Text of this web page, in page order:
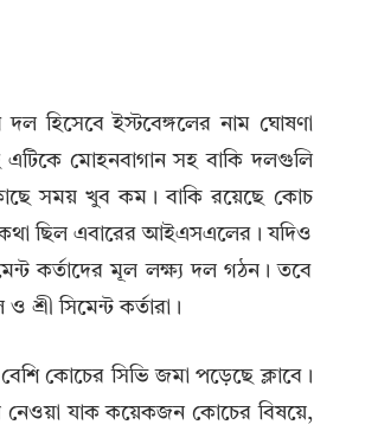
ইস্টবেঙ্গলের নাম ঘোষণা
এটিকে মোহনবাগান সহ বাকি দলগুলি
সময় খুব কম। বাকি রয়েছে কোচ
কথা ছিল এবারের আইএসএলের। যদিও
কর্তাদের মূল লক্ষ্য দল গঠন। তবে
শ্রী সিমেন্ট কর্তারা।
কোচের সিভি জমা পড়েছে ক্লাবে।
নেওয়া যাক কয়েকজন কোচের বিষয়ে,